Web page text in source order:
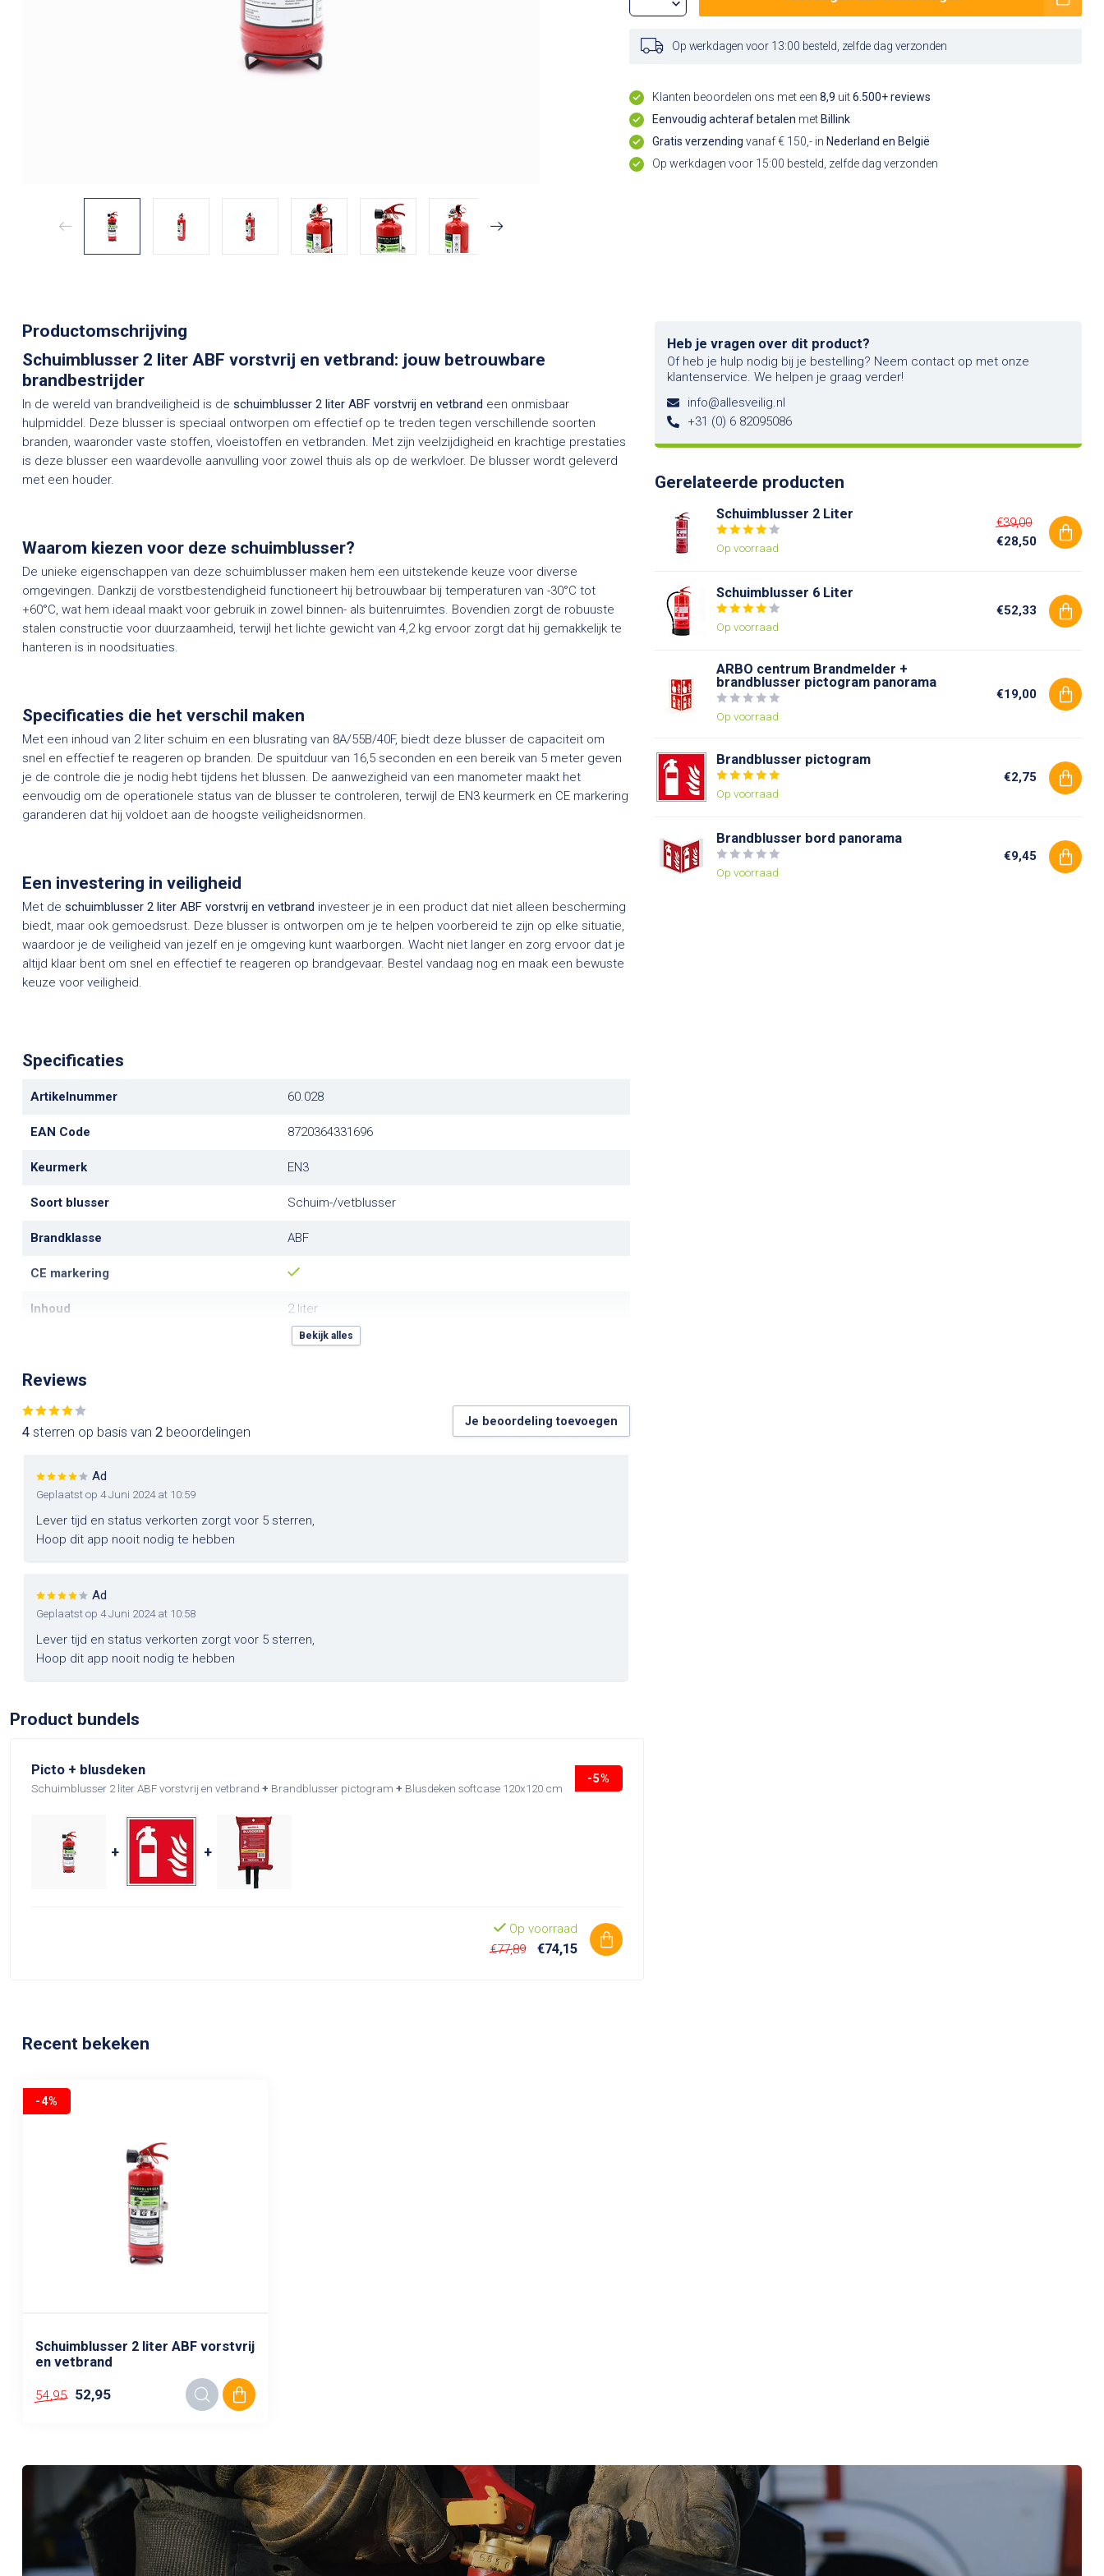
Op werkdagen voor 13:00 besteld, zelfde dag verzonden
Klanten beoordelen ons met een8,9 uit6.500+ reviews
Eenvoudig achteraf betalen met Billink
Gratis verzending vanaf € 150,- in Nederland en België
Op werkdagen voor 15:00 besteld, zelfde dag verzonden
Productomschrijving
Schuimblusser 2 liter ABF vorstvrij en vetbrand: jouw betrouwbare
brandbestrijder
In de wereld van brandveiligheid is de schuimblusser 2 liter ABF vorstvrij en vetbrand een onmisbaar
hulpmiddel. Deze blusser is speciaal ontworpen om effectief op te treden tegen verschillende soorten
branden, waaronder vaste stoffen, vloeistoffen en vetbranden. Met zijn veelzijdigheid en krachtige prestaties
is deze blusser een waardevolle aanvulling voor zowel thuis als op de werkvloer. De blusser wordt geleverd
met een houder.
Waarom kiezen voor deze schuimblusser?
De unieke eigenschappen van deze schuimblusser maken hem een uitstekende keuze voor diverse
omgevingen. Dankzij de vorstbestendigheid functioneert hij betrouwbaar bij temperaturen van -30°C tot
+60°C, wat hem ideaal maakt voor gebruik in zowel binnen- als buitenruimtes. Bovendien zorgt de robuuste
stalen constructie voor duurzaamheid, terwijl het lichte gewicht van 4,2 kg ervoor zorgt dat hij gemakkelijk te
hanteren is in noodsituaties.
Specificaties die het verschil maken
Met een inhoud van 2 liter schuim en een blusrating van 8A/55B/40F, biedt deze blusser de capaciteit om
snel en effectief te reageren op branden. De spuitduur van 16,5 seconden en een bereik van 5 meter geven
je de controle die je nodig hebt tijdens het blussen. De aanwezigheid van een manometer maakt het
eenvoudig om de operationele status van de blusser te controleren, terwijl de EN3 keurmerk en CE markering
garanderen dat hij voldoet aan de hoogste veiligheidsnormen.
Een investering in veiligheid
Met de schuimblusser 2 liter ABF vorstvrij en vetbrand investeer je in een product dat niet alleen bescherming
biedt, maar ook gemoedsrust. Deze blusser is ontworpen om je te helpen voorbereid te zijn op elke situatie,
waardoor je de veiligheid van jezelf en je omgeving kunt waarborgen. Wacht niet langer en zorg ervoor dat je
altijd klaar bent om snel en effectief te reageren op brandgevaar. Bestel vandaag nog en maak een bewuste
keuze voor veiligheid.
Specificaties
Artikelnummer 60.028
EAN Code 8720364331696
Keurmerk EN3
Soort blusser Schuim-/vetblusser
Brandklasse ABF
CE markering
Inhoud 2 liter
8A/55B/40F
Blusmiddel
Gewicht
Materiaal
Afmeting 370 mm x 140 mm
Vorstbestendig
RTK Nummer
Proefdruk
Bekijk alles
Reviews
4 sterren op basis van 2 beoordelingen
Je beoordeling toevoegen
Ad
Geplaatst op 4 Juni 2024 at 10:59
Lever tijd en status verkorten zorgt voor 5 sterren,
Hoop dit app nooit nodig te hebben
Ad
Geplaatst op 4 Juni 2024 at 10:58
Lever tijd en status verkorten zorgt voor 5 sterren,
Hoop dit app nooit nodig te hebben
Heb je vragen over dit product?
Of heb je hulp nodig bij je bestelling? Neem contact op met onze
klantenservice. We helpen je graag verder!
info@allesveilig.nl
+31 (0) 6 82095086
Gerelateerde producten
Schuimblusser 2 Liter
Op voorraad
€39,00
€28,50
Schuimblusser 6 Liter
Op voorraad
€52,33
ARBO centrum Brandmelder +
brandblusser pictogram panorama
Op voorraad
€19,00
Brandblusser pictogram
Op voorraad
€2,75
Brandblusser bord panorama
Op voorraad
€9,45
Product bundels
Picto + blusdeken
Schuimblusser 2 liter ABF vorstvrij en vetbrand + Brandblusser pictogram + Blusdeken softcase 120x120 cm
-5%
+ +
Op voorraad
€77,89
€74,15
Recent bekeken
-4%
Schuimblusser 2 liter ABF vorstvrij
en vetbrand
54,95 52,95